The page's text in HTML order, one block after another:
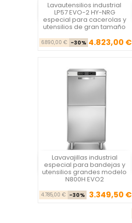
Lavautensilios industrial
LP57 EVO-2 HY-NRG
especial para cacerolas y
utensilios de gran tamaño
Precio base
6.890,00 € -30% Precio
4.823,00 €

Vista rápida
Lavavajillas industrial
especial para bandejas y
utensilios grandes modelo
N800H EVO2
Precio base
4.785,00 € -30% Precio
3.349,50 €

Vista rápida